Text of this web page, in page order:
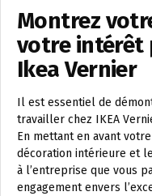
Montrez
votre intérêt
Ikea Vernier
Il est essentiel de
travailler chez IKEA
En mettant en avant
décoration intérieure et
à l’entreprise que vous
engagement envers